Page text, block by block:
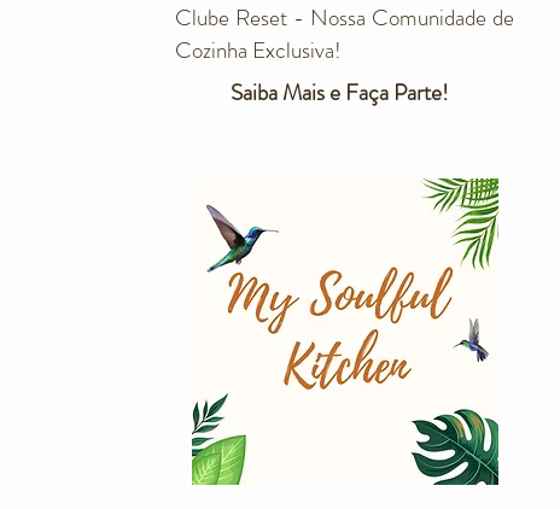
Clube Reset - Nossa Comunidade de
Cozinha Exclusiva!
Saiba Mais e Faça Parte!